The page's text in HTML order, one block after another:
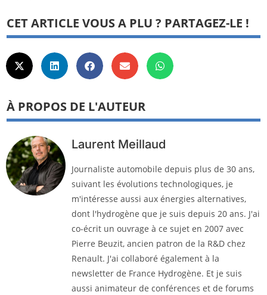
CET ARTICLE VOUS A PLU ? PARTAGEZ-LE !
À PROPOS DE L'AUTEUR
Laurent Meillaud
Journaliste automobile depuis plus de 30 ans,
suivant les évolutions technologiques, je
m'intéresse aussi aux énergies alternatives,
dont l'hydrogène que je suis depuis 20 ans. J'ai
co-écrit un ouvrage à ce sujet en 2007 avec
Pierre Beuzit, ancien patron de la R&D chez
Renault. J'ai collaboré également à la
newsletter de France Hydrogène. Et je suis
aussi animateur de conférences et de forums